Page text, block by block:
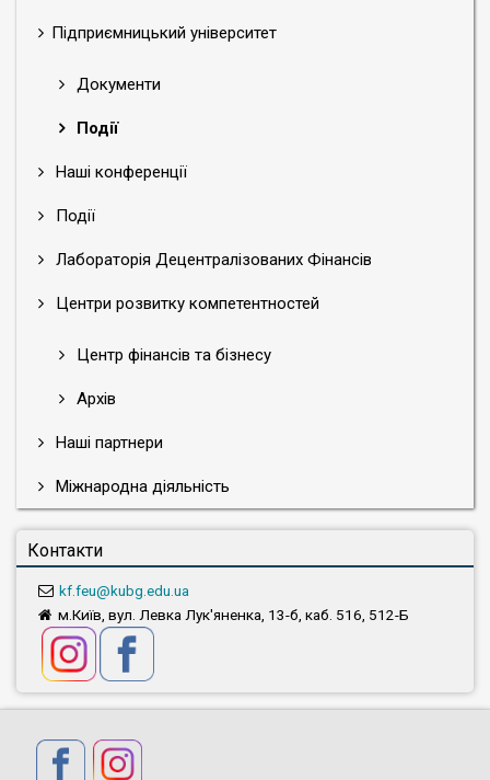
Підприємницький університет
Документи
Події
Наші конференції
Події
Лабораторія Децентралізованих Фінансів
Центри розвитку компетентностей
Центр фінансів та бізнесу
Архів
Наші партнери
Міжнародна діяльність
Контакти
kf.feu@kubg.edu.ua
м.Київ, вул. Левка Лук'яненка, 13-б, каб. 516, 512-Б